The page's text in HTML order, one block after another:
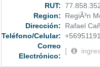
RUT:
Region: RegiÃ³n
Dirección: Rafael
Teléfono/Celular:
Correo
Electrónico:
[